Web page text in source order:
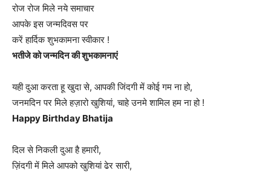
रोज रोज मिले नये समाचार
आपके इस जन्मदिवस पर
करें हार्दिक शुभकामना स्वीकार !
भतीजे को जन्मदिन की शुभकामनाएं
यही दुआ करता हू खुदा से, आपकी जिंदगी में कोई गम ना हो,
जनमदिन पर मिले हज़ारो खुशियां, चाहे उनमे शामिल हम ना हो !
Happy Birthday Bhatija
दिल से निकली दुआ है हमारी,
ज़िंदगी में मिले आपको खुशियां ढेर सारी,